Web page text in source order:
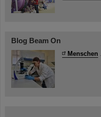
Blog Beam On
Menschen